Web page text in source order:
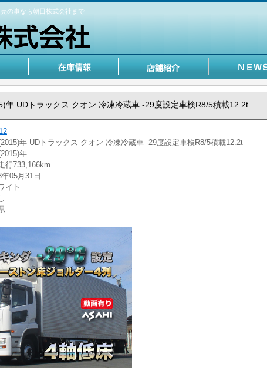
の事なら朝日株式会社まで
年 UDトラックス クオン 冷凍冷蔵車 -29度設定車検R8/5積載12.2t
年 UDトラックス クオン 冷凍冷蔵車 -29度設定車検R8/5積載12.2t
年
行733,166km
05月31日
イト